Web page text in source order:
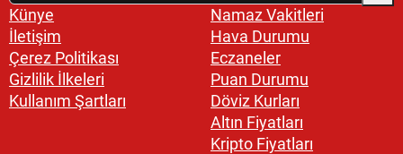
Künye
İletişim
Çerez Politikası
Gizlilik İlkeleri
Kullanım Şartları
Namaz Vakitleri
Hava Durumu
Eczaneler
Puan Durumu
Döviz Kurları
Altın Fiyatları
Kripto Fiyatları